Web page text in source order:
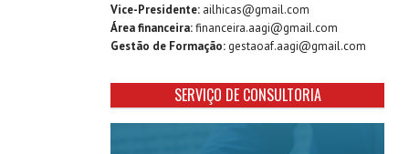
Vice-Presidente: ailhicas@gmail.com
Área financeira:financeira.aagi@gmail.com
Gestão de Formação: gestaoaf.aagi@gmail.com
SERVIÇO DE CONSULTORIA